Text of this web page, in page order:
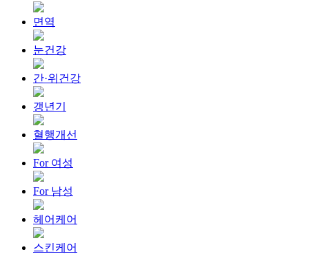
면역
눈건강
간·위건강
갱년기
혈행개선
For 여성
For 남성
헤어케어
스킨케어